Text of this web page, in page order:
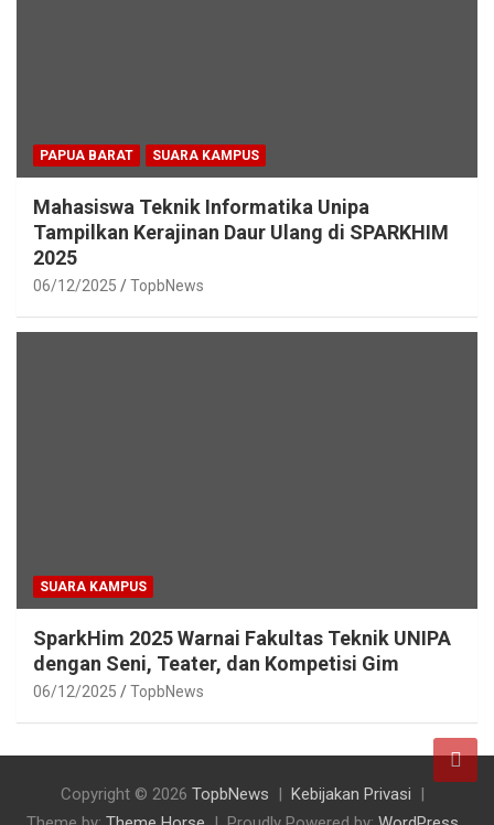
PAPUA BARAT SUARA KAMPUS
Mahasiswa Teknik Informatika Unipa
Tampilkan Kerajinan Daur Ulang di SPARKHIM
2025
06/12/2025 TopbNews
SUARA KAMPUS
SparkHim 2025 Warnai Fakultas Teknik UNIPA
dengan Seni, Teater, dan Kompetisi Gim
06/12/2025 TopbNews
Copyright © 2026 TopbNews
Kebijakan Privasi